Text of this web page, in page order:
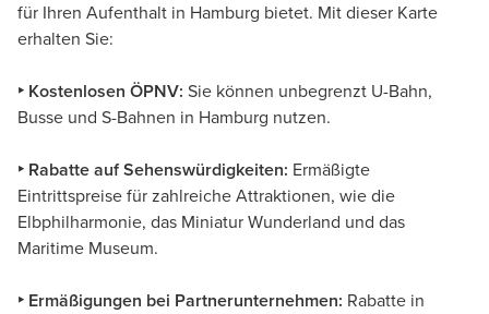
für Ihren Aufenthalt in Hamburg bietet. Mit dieser Karte
erhalten Sie:
‣ Kostenlosen ÖPNV: Sie können unbegrenzt U-Bahn,
Busse und S-Bahnen in Hamburg nutzen.
‣ Rabatte auf Sehenswürdigkeiten: Ermäßigte
Eintrittspreise für zahlreiche Attraktionen, wie die
Elbphilharmonie, das Miniatur Wunderland und das
Maritime Museum.
‣ Ermäßigungen bei Partnerunternehmen: Rabatte in